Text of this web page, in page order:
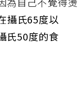
為自己不覺得燙
攝氏65度以
氏50度的食